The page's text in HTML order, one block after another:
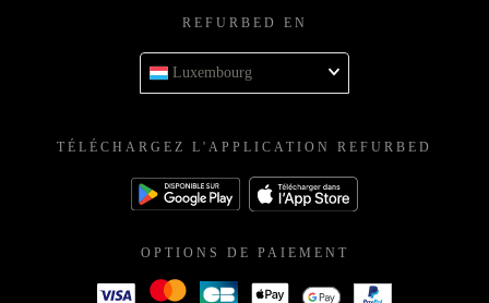
REFURBED EN
Luxembourg
TÉLÉCHARGEZ L'APPLICATION REFURBED
OPTIONS DE PAIEMENT